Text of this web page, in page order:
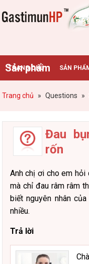
Gastimunhp
Sản phẩm
TRANG CHỦ SẢN
BỆNH DẠ DÀY TIN TỨC
Trang chủ » Questions »
Đau
rốn
Anh chị ơi cho em hỏi
mà chỉ đau râm râm
biết nguyên nhân
nhiều.
Trả lời